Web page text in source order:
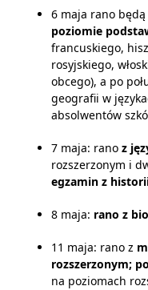
6 maja rano będą
poziomie
francuskiego,
rosyjskiego,
obcego), a po
geografii w
absolwentów
7 maja: rano z
rozszerzonym i
egzamin z
8 maja: rano z
11 maja: rano z
rozszerzonym;
na poziomach